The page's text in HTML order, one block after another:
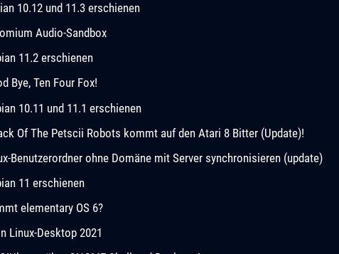
10.12 und 11.3 erschienen
Audio-Sandbox
11.2 erschienen
Bye, Ten Four Fox!
10.11 und 11.1 erschienen
Of The Petscii Robots kommt auf den Atari 8 Bitter (Update)!
Benutzerordner ohne Domäne mit Server synchronisieren (update)
11 erschienen
elementary OS 6?
Linux-Desktop 2021